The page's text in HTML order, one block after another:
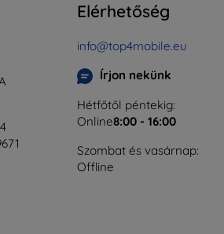
Elérhetőség
info@top4mobile.eu
Írjon nekünk
Hétfőtől péntekig:
Online8:00 - 16:00
Szombat és vasárnap:
Offline